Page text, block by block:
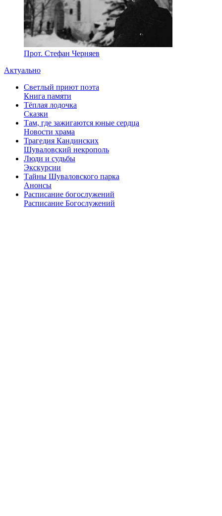
Прот. Стефан Черняев
Актуально
Светлый приют поэта
Книга памяти
Тёплая лодочка
Сказки
Там, где зажигаются юные сердца
Новости храма
Трагедия Кандинских
Шуваловский некрополь
Люди и судьбы
Экскурсии
Тайны Шуваловского парка
Анонсы
Расписание богослужений
Расписание Богослужений